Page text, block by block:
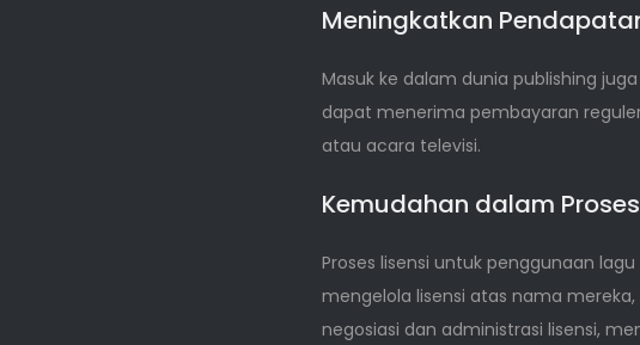
Meningkatkan
Masuk ke dalam dunia publishing
dapat menerima pembayaran
atau acara televisi.
Kemudahan dalam
Proses lisensi untuk penggunaan
mengelola lisensi atas nama
negosiasi dan administrasi lisensi,